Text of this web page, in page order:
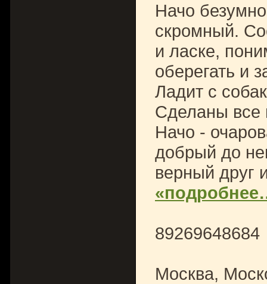
Начо
скромный.
и ласке,
оберегать и
Ладит с
Сделаны все
Начо -
добрый до
верный друг
89269648684
Москва,